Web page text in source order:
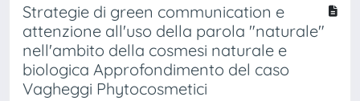
Strategie di green communication e
attenzione all'uso della parola "naturale"
nell'ambito della cosmesi naturale e
biologica Approfondimento del caso
Vagheggi Phytocosmetici